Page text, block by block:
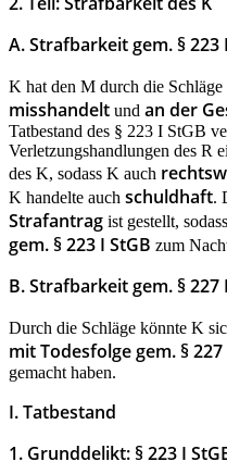
A.Strafbarkeit gem. § 223
K hat den M durch die Schläge
misshandelt und an der
Tatbestand des § 223 I StGB
Verletzungshandlungen des R
des K, sodass K auch
K handelte auch schuldhaft.
Strafantrag ist gestellt,
gem. § 223 I StGB zum
B. Strafbarkeit gem. § 227
Durch die Schläge könnte K
mit Todesfolge gem. § 227
gemacht haben.
I. Tatbestand
1. Grunddelikt: § 223 I